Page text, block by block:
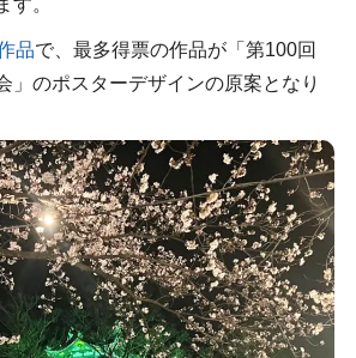
す。
品で、最多得票の作品が「第100回
」のポスターデザインの原案となり